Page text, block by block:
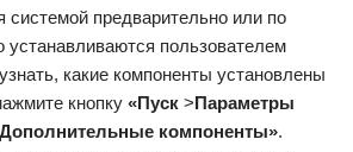
системой предварительно или по
устанавливаются пользователем
какие компоненты установлены
кнопку «Пуск >Параметры
Дополнительные компоненты».